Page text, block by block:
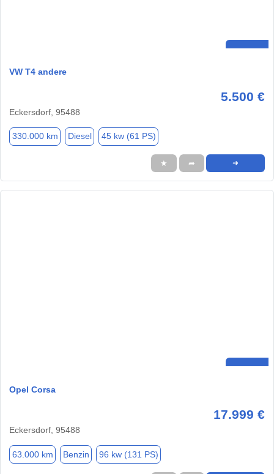
VW T4 andere
5.500 €
Eckersdorf, 95488
330.000 km Diesel 45 kw (61 PS)
★ ➦ ➜
Opel Corsa
17.999 €
Eckersdorf, 95488
63.000 km Benzin 96 kw (131 PS)